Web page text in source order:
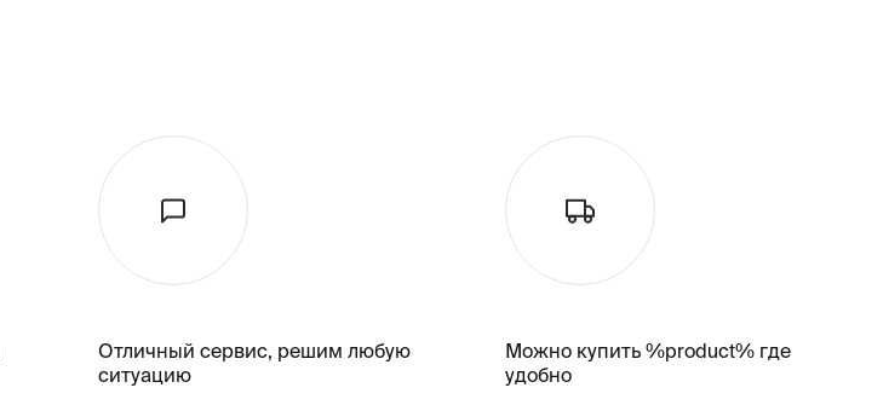
Отличный сервис, решим любую
ситуацию
Можно купить %product% где
удобно